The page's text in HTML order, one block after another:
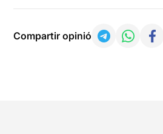
Compartir opinió